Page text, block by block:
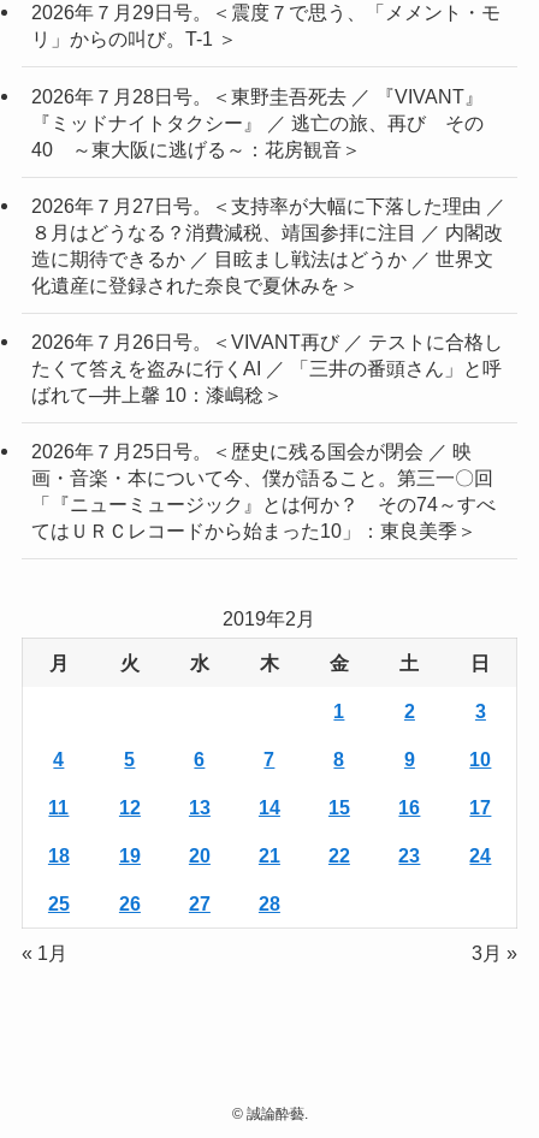
2026年７月29日号。＜震度７で思う、「メメント・モ
リ」からの叫び。T-1 ＞
2026年７月28日号。＜東野圭吾死去 ／ 『VIVANT』
『ミッドナイトタクシー』 ／ 逃亡の旅、再び その
40 ～東大阪に逃げる～：花房観音＞
2026年７月27日号。＜支持率が大幅に下落した理由 ／
８月はどうなる？消費減税、靖国参拝に注目 ／ 内閣改
造に期待できるか ／ 目眩まし戦法はどうか ／ 世界文
化遺産に登録された奈良で夏休みを＞
2026年７月26日号。＜VIVANT再び ／ テストに合格し
たくて答えを盗みに行くAI ／ 「三井の番頭さん」と呼
ばれて─井上馨 10：漆嶋稔＞
2026年７月25日号。＜歴史に残る国会が閉会 ／ 映
画・音楽・本について今、僕が語ること。第三一〇回
「『ニューミュージック』とは何か？ その74～すべ
てはＵＲＣレコードから始まった10」：東良美季＞
2019年2月
月 火 水 木 金 土 日
1 2 3
4 5 6 7 8 9 10
11 12 13 14 15 16 17
18 19 20 21 22 23 24
25 26 27 28
« 1月 3月 »
©誠論酔藝.